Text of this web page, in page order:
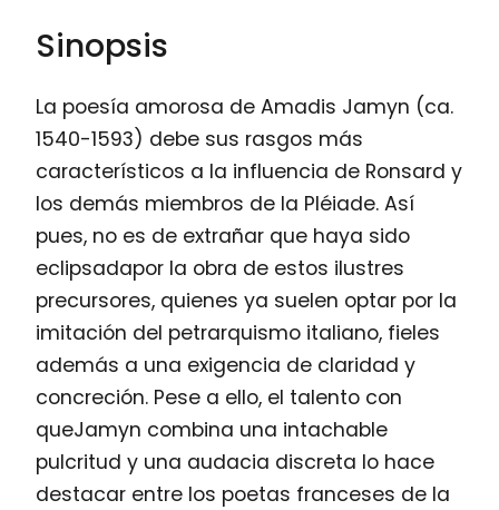
Sinopsis
La poesía amorosa de Amadis Jamyn (ca.
1540-1593) debe sus rasgos más
característicos a la influencia de Ronsard y
los demás miembros de la Pléiade. Así
pues, no es de extrañar que haya sido
eclipsadapor la obra de estos ilustres
precursores, quienes ya suelen optar por la
imitación del petrarquismo italiano, fieles
además a una exigencia de claridad y
concreción. Pese a ello, el talento con
queJamyn combina una intachable
pulcritud y una audacia discreta lo hace
destacar entre los poetas franceses de la